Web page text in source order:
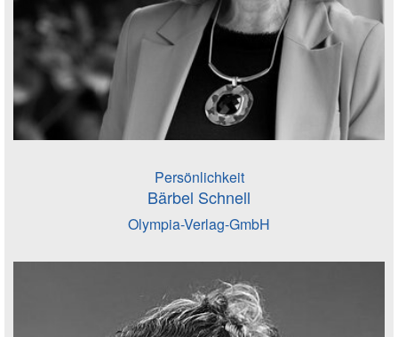
Persönlichkeit
Bärbel Schnell
Olympia-Verlag-GmbH